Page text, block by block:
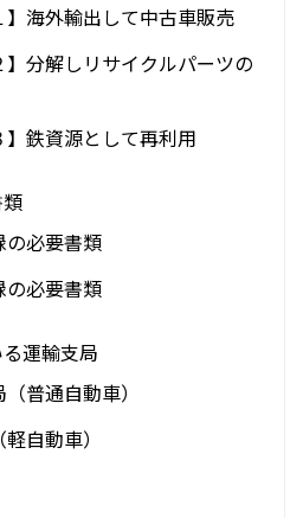
】海外輸出して中古車販売
】分解しリサイクルパーツの
】鉄資源として再利用
の必要書類
の必要書類
運輸支局
普通自動車）
自動車）